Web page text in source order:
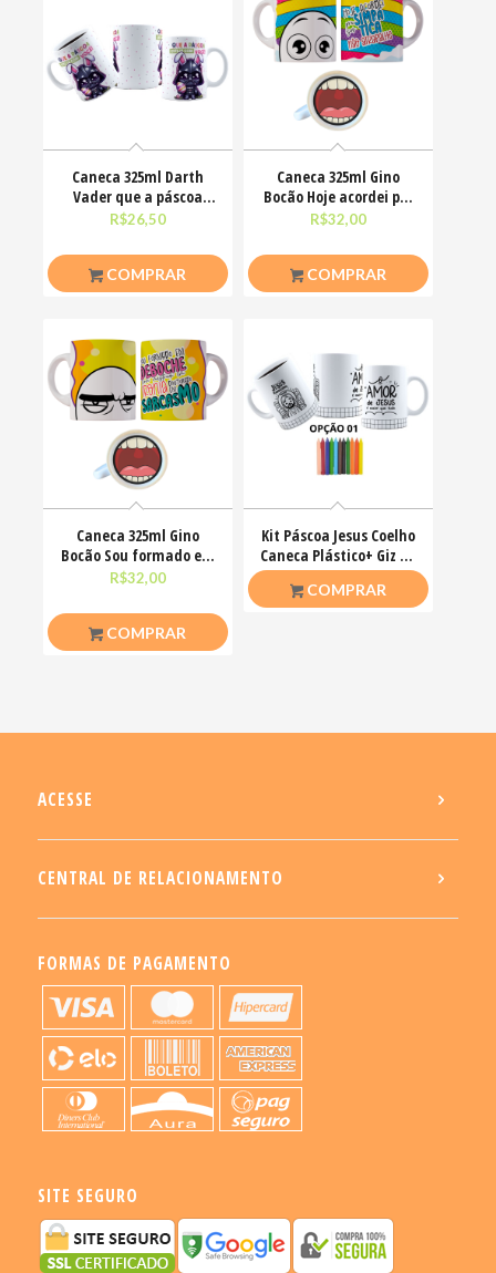
Caneca 325ml Darth
Vader que a páscoa
esteja com você
R$26,50
COMPRAR
Caneca 325ml Gino
Bocão Hoje acordei pra
ser simpática não
R$32,00
COMPRAR
Caneca 325ml Gino
Bocão Sou formado em
deboche com mestrado
R$32,00
COMPRAR
Kit Páscoa Jesus Coelho
Caneca Plástico+ Giz De
Cera Colorir
COMPRAR
ACESSE
CENTRAL DE RELACIONAMENTO
FORMAS DE PAGAMENTO
SITE SEGURO